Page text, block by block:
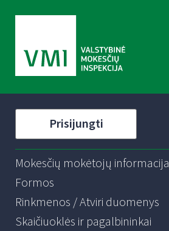
Prisijungti
Mokesčių mokėtojų informacija
Formos
Rinkmenos / Atviri duomenys
Skaičiuoklės ir pagalbininkai